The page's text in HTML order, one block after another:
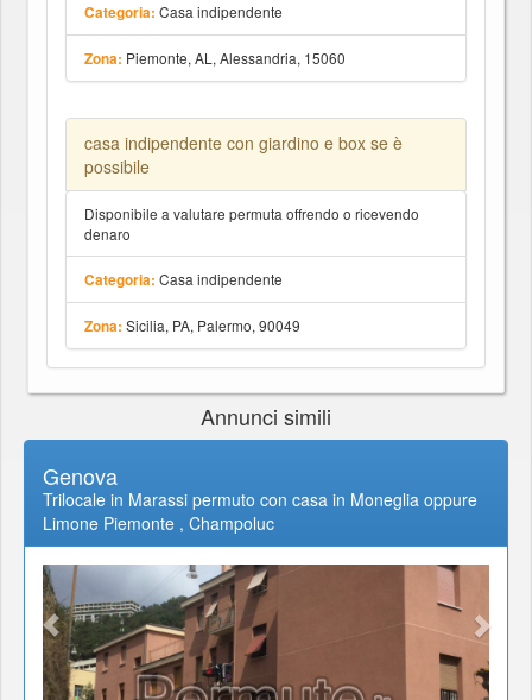
Categoria: Casa indipendente
Zona: Piemonte, AL, Alessandria, 15060
casa indipendente con giardino e box se è
possibile
Disponibile a valutare permuta offrendo o ricevendo
denaro
Categoria: Casa indipendente
Zona: Sicilia, PA, Palermo, 90049
Annunci simili
Genova
Trilocale in Marassi permuto con casa in Moneglia oppure
Limone Piemonte , Champoluc